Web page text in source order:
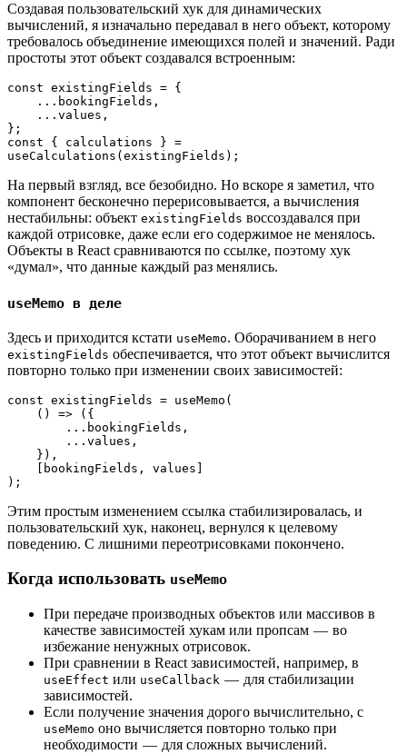
Создавая пользовательский хук для динамических
вычислений, я изначально передавал в него объект, которому
требовалось объединение имеющихся полей и значений. Ради
простоты этот объект создавался встроенным:
const existingFields = {
    ...bookingFields,
    ...values,
};
const { calculations } =
useCalculations(existingFields);
На первый взгляд, все безобидно. Но вскоре я заметил, что
компонент бесконечно перерисовывается, а вычисления
нестабильны: объект existingFields воссоздавался при
каждой отрисовке, даже если его содержимое не менялось.
Объекты в React сравниваются по ссылке, поэтому хук
«думал», что данные каждый раз менялись.
useMemo в деле
Здесь и приходится кстати useMemo. Оборачиванием в него
existingFields обеспечивается, что этот объект вычислится
повторно только при изменении своих зависимостей:
const existingFields = useMemo(
    () => ({
        ...bookingFields,
        ...values,
    }),
    [bookingFields, values]
);
Этим простым изменением ссылка стабилизировалась, и
пользовательский хук, наконец, вернулся к целевому
поведению. С лишними переотрисовками покончено.
Когда использовать useMemo
При передаче производных объектов или массивов в
качестве зависимостей хукам или пропсам — во
избежание ненужных отрисовок.
При сравнении в React зависимостей, например, в
useEffect или useCallback — для стабилизации
зависимостей.
Если получение значения дорого вычислительно, с
useMemo оно вычисляется повторно только при
необходимости — для сложных вычислений.